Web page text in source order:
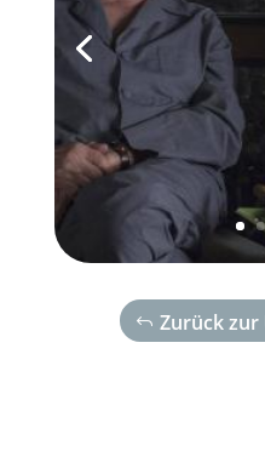
Zurück